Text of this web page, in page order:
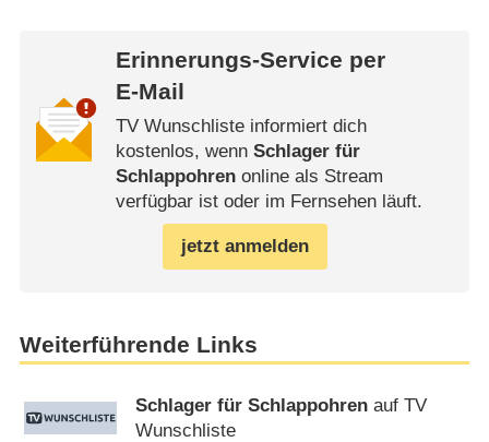
Erinnerungs-Service per
E-Mail
TV Wunschliste informiert dich
kostenlos, wenn Schlager für
Schlappohrenonline als Stream
verfügbar ist oder im Fernsehen läuft.
jetzt anmelden
Weiterführende Links
Schlager für Schlappohren auf TV
Wunschliste